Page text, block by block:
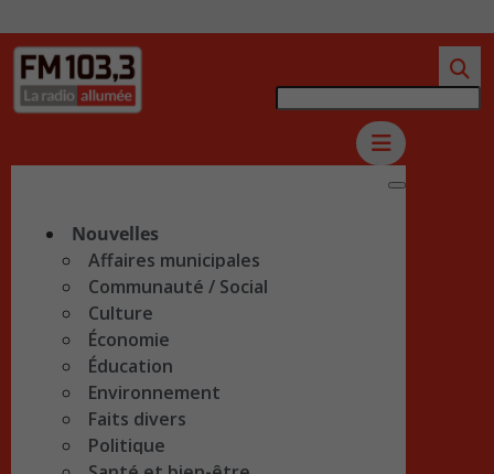
Nouvelles
Affaires municipales
Communauté / Social
Culture
Économie
Éducation
Environnement
Faits divers
Politique